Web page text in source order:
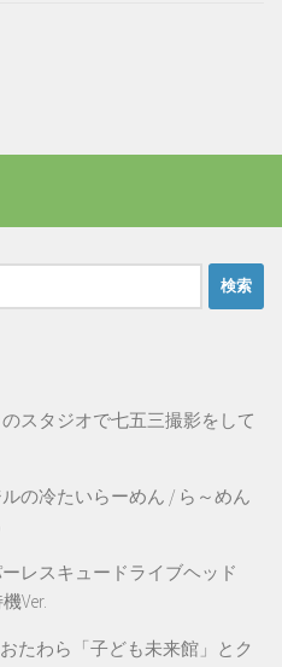
スタジオで七五三撮影をして
の冷たいらーめん / ら～めん
レスキュードライブヘッド
機Ver.
おたわら「子ども未来館」とク